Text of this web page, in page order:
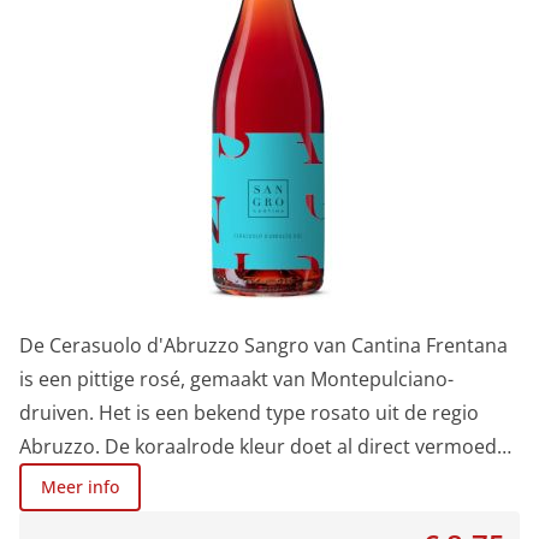
De Cerasuolo d'Abruzzo Sangro van Cantina Frentana
is een pittige rosé, gemaakt van Montepulciano-
druiven. Het is een bekend type rosato uit de regio
Abruzzo. De koraalrode kleur doet al direct vermoeden
dat we hier met een krachtigere versie te maken
hebben. Na het persen van de druiven laat men de
Meer info